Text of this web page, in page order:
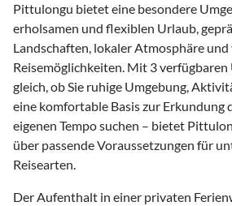
Pittulongu bietet eine besondere
erholsamen und flexiblen Urlaub,
Landschaften, lokaler Atmosphäre
Reisemöglichkeiten. Mit 3
gleich, ob Sie ruhige Umgebung,
eine komfortable Basis zur Erkundung
eigenen Tempo suchen – bietet
über passende Voraussetzungen für
Reisearten.
Der Aufenthalt in einer privaten